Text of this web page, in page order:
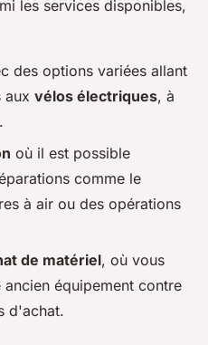
les services disponibles,
des options variées allant
aux vélos électriques, à
.
où il est possible
comme le
à air ou des opérations
de matériel, où vous
équipement contre
d'achat.